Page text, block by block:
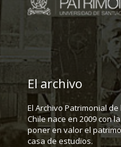
El archivo
El Archivo Patrimonial
Chile nace en 2009 con
poner en valor el
casa de estudios.